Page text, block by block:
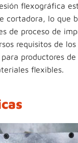
flexográfica
cortadora, lo que
de proceso de
requisitos de
productores
flexibles.